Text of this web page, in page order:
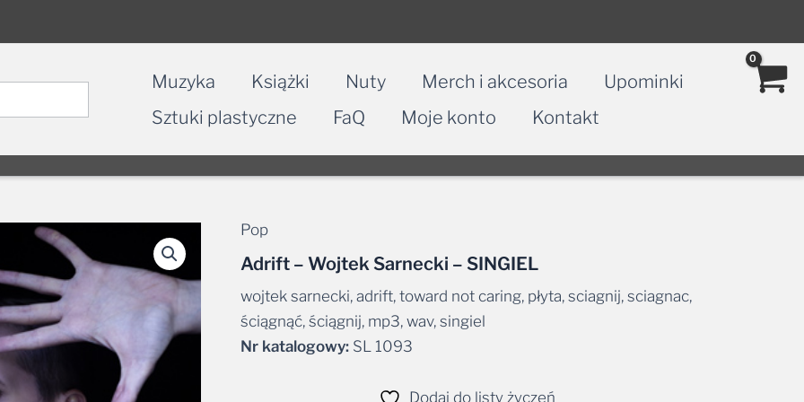
Muzyka Książki Nuty Merch i akcesoria
Upominki
Sztuki plastyczne
FaQ Moje konto Kontakt
Pop
Adrift – Wojtek Sarnecki – SINGIEL
wojtek sarnecki, adrift, toward not caring, płyta, sciagnij, sciagnac,
ściągnąć, ściągnij, mp3, wav, singiel
Nr katalogowy:SL 1093
Dodaj do listy życzeń